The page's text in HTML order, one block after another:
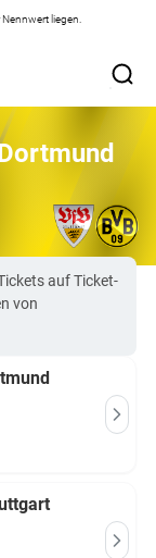
liegen.
auf Ticket-
von